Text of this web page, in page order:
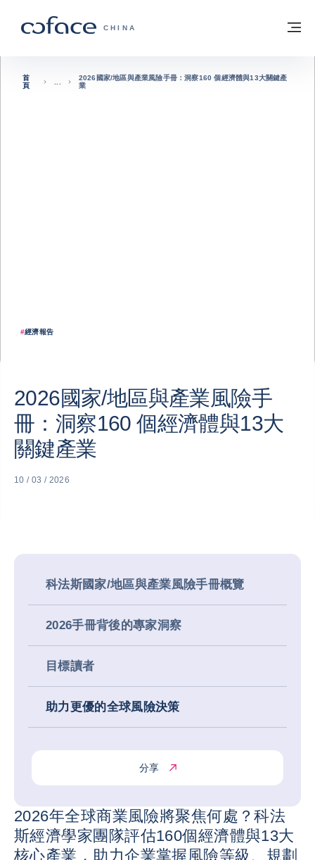
科法斯：攜手共創安全貿易 - 首頁
CHINA
返回首頁
#經濟報告
首
頁
2026國家/地區與產業風險手冊：洞察160 個經濟體與13大關鍵產
業
2026國家/地區與產業風險手
冊：洞察160 個經濟體與13大
關鍵產業
10 / 03 / 2026
科法斯國家/地區與產業風險手冊概覽
2026手冊背後的專家洞察
目標讀者
助力更優的全球風險決策
分享
2026年全球商業風險將聚焦何處？科法
斯經濟學家團隊評估160個經濟體與13大
核心產業，助力企業掌握風險等級、規劃